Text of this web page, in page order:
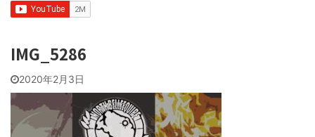
IMG_5286
2020年2月3日